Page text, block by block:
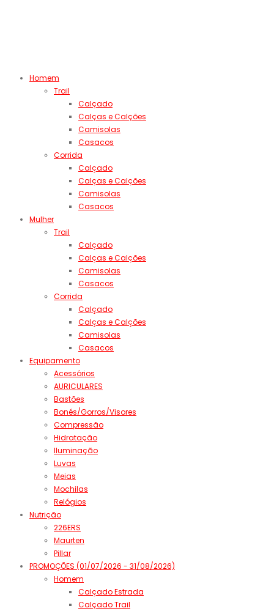
Homem
Trail
Calçado
Calças e Calções
Camisolas
Casacos
Corrida
Calçado
Calças e Calções
Camisolas
Casacos
Mulher
Trail
Calçado
Calças e Calções
Camisolas
Casacos
Corrida
Calçado
Calças e Calções
Camisolas
Casacos
Equipamento
Acessórios
AURICULARES
Bastões
Bonés/Gorros/Visores
Compressão
Hidratação
Iluminação
Luvas
Meias
Mochilas
Relógios
Nutrição
226ERS
Maurten
Pillar
PROMOÇÕES (01/07/2026 - 31/08/2026)
Homem
Calçado Estrada
Calçado Trail